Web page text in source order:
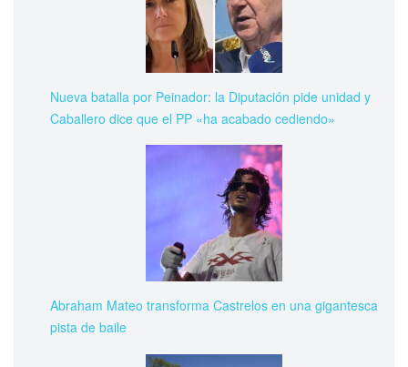
Nueva batalla por Peinador: la Diputación pide unidad y
Caballero dice que el PP «ha acabado cediendo»
Abraham Mateo transforma Castrelos en una gigantesca
pista de baile